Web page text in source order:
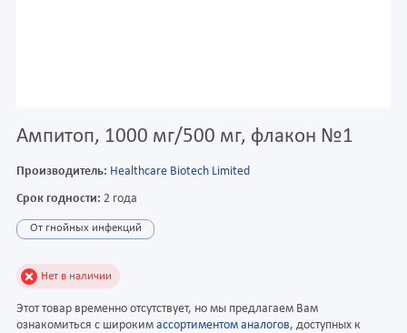
Ампитоп, 1000 мг/500 мг, флакон №1
Производитель: Healthcare Biotech Limited
Срок годности: 2 года
От гнойных инфекций
Нет в наличии
Этот товар временно отсутствует, но мы предлагаем Вам
ознакомиться с широким ассортиментом аналогов, доступных к